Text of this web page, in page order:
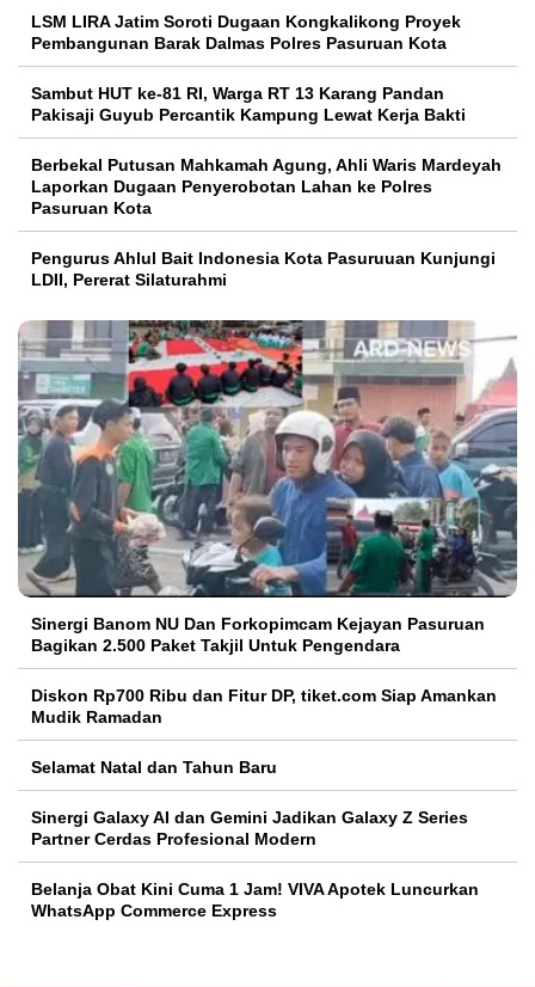
LSM LIRA Jatim Soroti Dugaan Kongkalikong Proyek
Pembangunan Barak Dalmas Polres Pasuruan Kota
Sambut HUT ke-81 RI, Warga RT 13 Karang Pandan
Pakisaji Guyub Percantik Kampung Lewat Kerja Bakti
Berbekal Putusan Mahkamah Agung, Ahli Waris Mardeyah
Laporkan Dugaan Penyerobotan Lahan ke Polres
Pasuruan Kota
Pengurus Ahlul Bait Indonesia Kota Pasuruuan Kunjungi
LDII, Pererat Silaturahmi
Sinergi Banom NU Dan Forkopimcam Kejayan Pasuruan
Bagikan 2.500 Paket Takjil Untuk Pengendara
Diskon Rp700 Ribu dan Fitur DP, tiket.com Siap Amankan
Mudik Ramadan
Selamat Natal dan Tahun Baru
Sinergi Galaxy AI dan Gemini Jadikan Galaxy Z Series
Partner Cerdas Profesional Modern
Belanja Obat Kini Cuma 1 Jam! VIVA Apotek Luncurkan
WhatsApp Commerce Express